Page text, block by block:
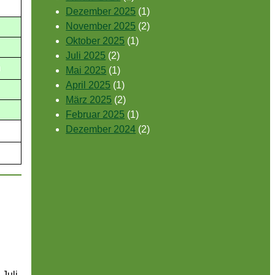
Dezember 2025 (1)
November 2025 (2)
Oktober 2025 (1)
Juli 2025 (2)
Mai 2025 (1)
April 2025 (1)
März 2025 (2)
Februar 2025 (1)
Dezember 2024 (2)